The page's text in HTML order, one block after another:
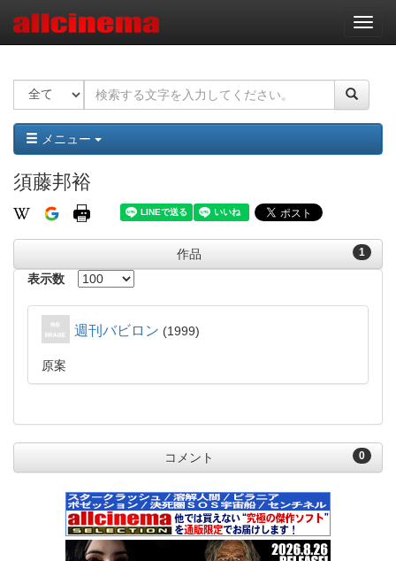
ナ
ビ
ー
ョ
ン
メニュー
須藤邦裕
1
作品
表示数
週刊バビロン 1999
原案
0
コメント